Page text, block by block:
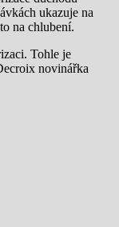
ukazuje na
na chlubení.
Tohle je
novinářka